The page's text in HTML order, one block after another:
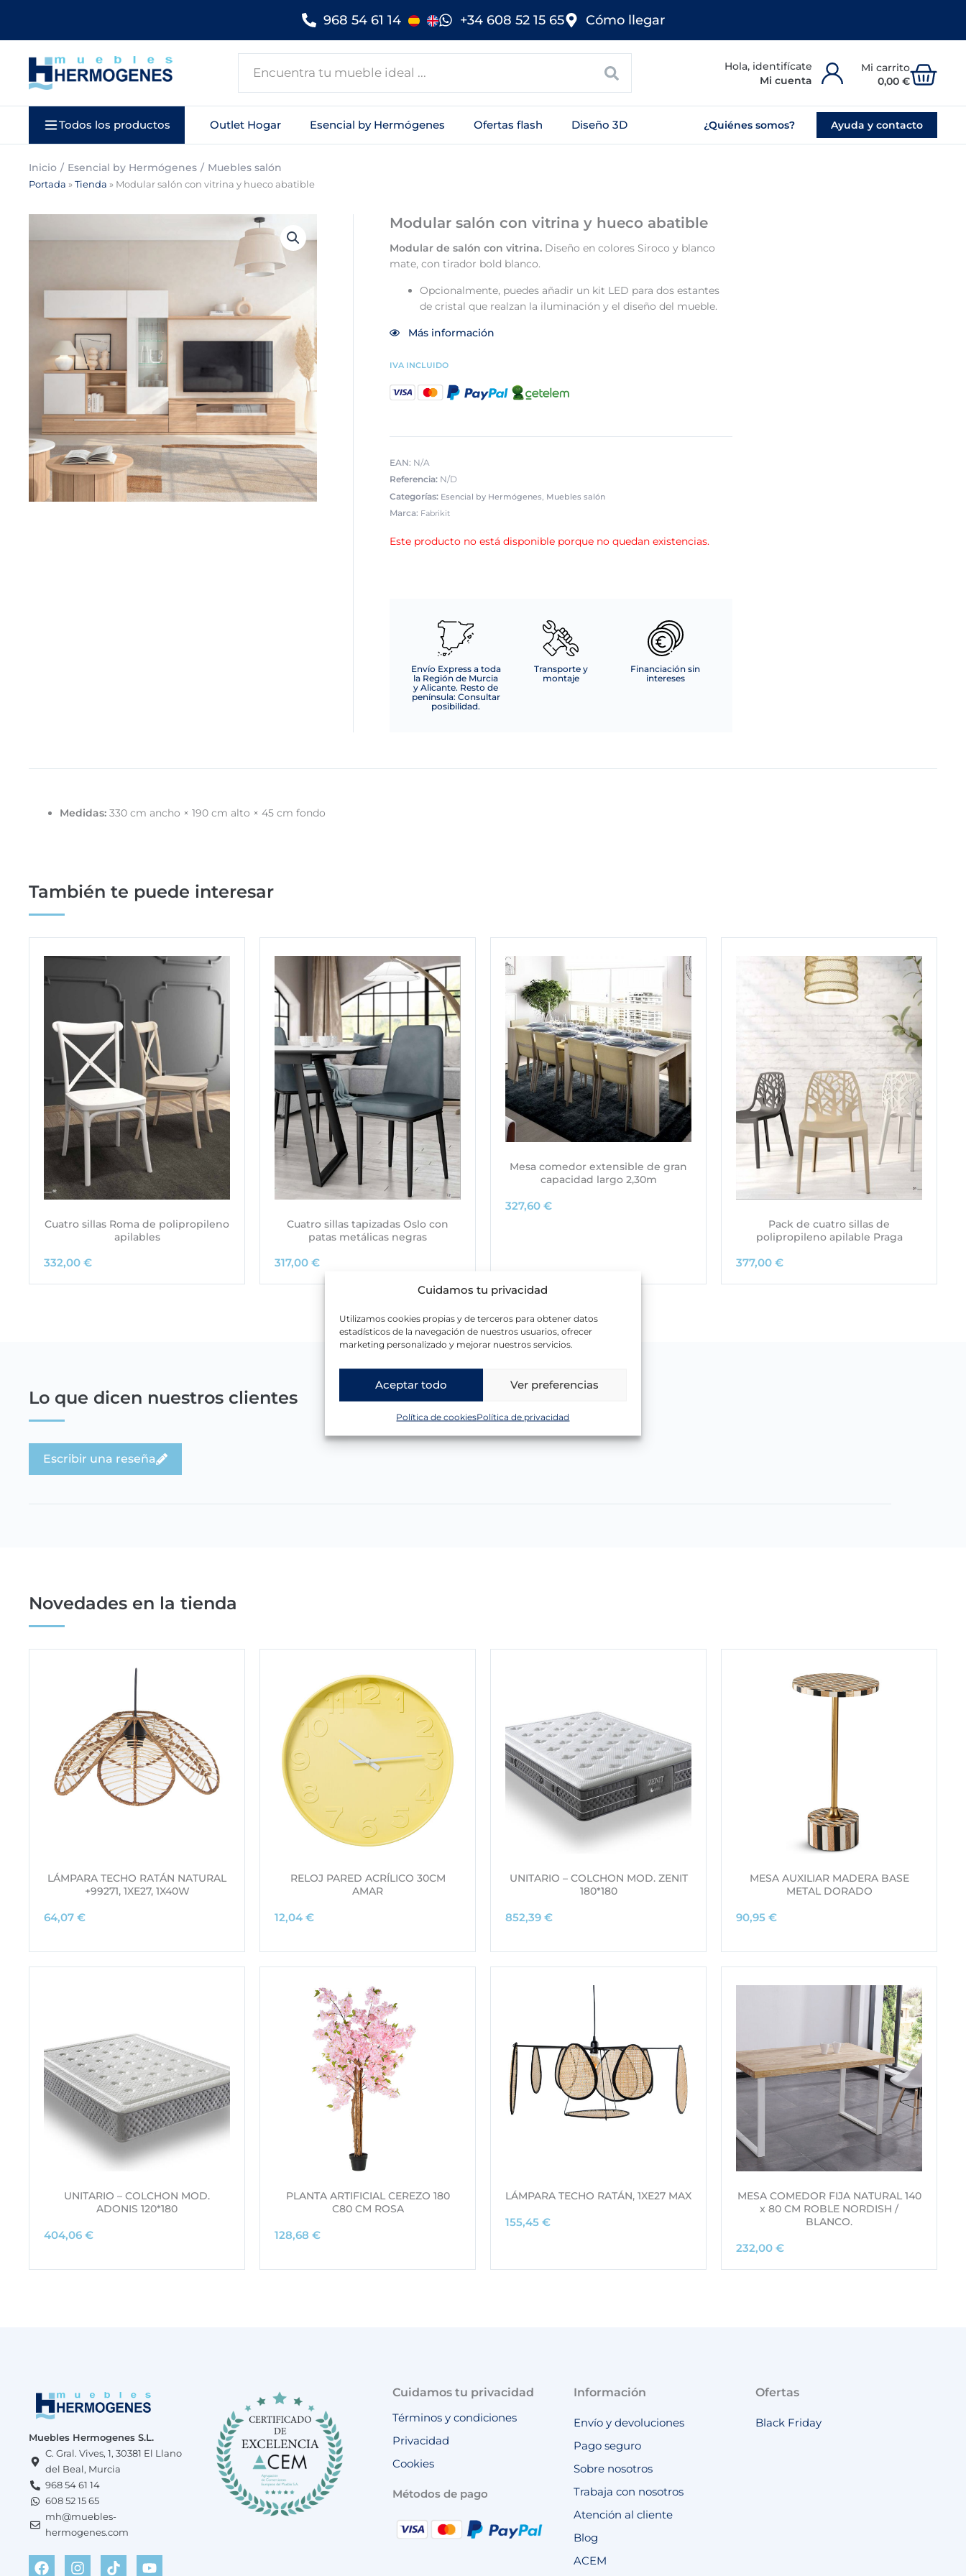
Cuidamos tu privacidad
Utilizamos cookies propias y de terceros para obtener datos
estadísticos de la navegación de nuestros usuarios, ofrecer
marketing personalizado y mejorar nuestros servicios.
Aceptar todo Ver preferencias
Política de cookiesPolítica de privacidad
contenido
968 54 61 14 +34 608 52 15 65 Cómo llegar
Mi cuenta 0,00 €
Todos los productos Outlet Hogar Esencial by Hermógenes Ofertas flash Diseño 3D ¿Quiénes somos? Ayuda y contacto
Inicio Esencial by Hermógenes Muebles salón
Portada » Tienda » Modular salón con vitrina y hueco abatible
Modular salón con vitrina y hueco abatible
Modular de salón con vitrina.Diseño en colores Siroco y blanco
mate, con tirador bold blanco.
Opcionalmente, puedes añadir un kit LED para dos estantes
de cristal que realzan la iluminación y el diseño del mueble.
Más información
IVA INCLUIDO
EAN: N/A
Referencia: N/D
Categorías: Esencial by Hermógenes Muebles salón
Marca: Fabrikit
Este producto no está disponible porque no quedan existencias.
Envío Express a toda
la Región de Murcia
y Alicante. Resto de
península: Consultar
posibilidad.
Transporte y
montaje
Financiación sin
intereses
Medidas:330 cm ancho × 190 cm alto × 45 cm fondo
También te puede interesar
Cuatro sillas Roma de polipropileno
apilables
332,00 €
Cuatro sillas tapizadas Oslo con
patas metálicas negras
317,00 €
Mesa comedor extensible de gran
capacidad largo 2,30m
327,60 €
Pack de cuatro sillas de
polipropileno apilable Praga
377,00 €
Lo que dicen nuestros clientes
Escribir una reseña
Novedades en la tienda
LÁMPARA TECHO RATÁN NATURAL
+99271, 1XE27, 1X40W
64,07 €
RELOJ PARED ACRÍLICO 30CM
AMAR
12,04 €
UNITARIO – COLCHON MOD. ZENIT
180*180
852,39 €
MESA AUXILIAR MADERA BASE
METAL DORADO
90,95 €
UNITARIO – COLCHON MOD.
ADONIS 120*180
404,06 €
PLANTA ARTIFICIAL CEREZO 180
C80 CM ROSA
128,68 €
LÁMPARA TECHO RATÁN, 1XE27 MAX
155,45 €
MESA COMEDOR FIJA NATURAL 140
x 80 CM ROBLE NORDISH /
BLANCO.
232,00 €
Muebles Hermogenes S.L.
C. Gral. Vives, 1, 30381 El Llano
del Beal, Murcia
968 54 61 14
608 52 15 65
mh@muebles-
hermogenes.com
F
a
I
n
T
i
Y
o
W
h
Cuidamos tu privacidad
Términos y condiciones
Privacidad
Cookies
Métodos de pago
Información
Envío y devoluciones
Pago seguro
Sobre nosotros
Trabaja con nosotros
Atención al cliente
Blog
ACEM
Ofertas
Black Friday